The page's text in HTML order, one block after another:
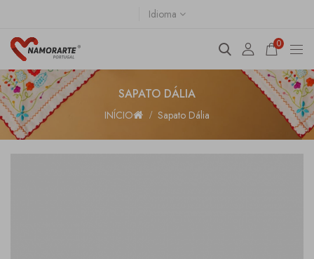
Idioma
0
SAPATO DÁLIA
INÍCIO Sapato Dália